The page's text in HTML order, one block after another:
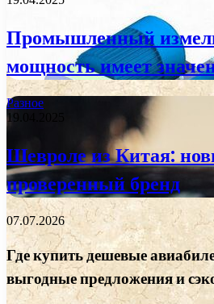
Промышленный
мощность имеет
Разное
19.04.2025
Шевроле из Китая:
проверенный бренд
07.07.2026
Где купить дешевые
выгодные предложения и